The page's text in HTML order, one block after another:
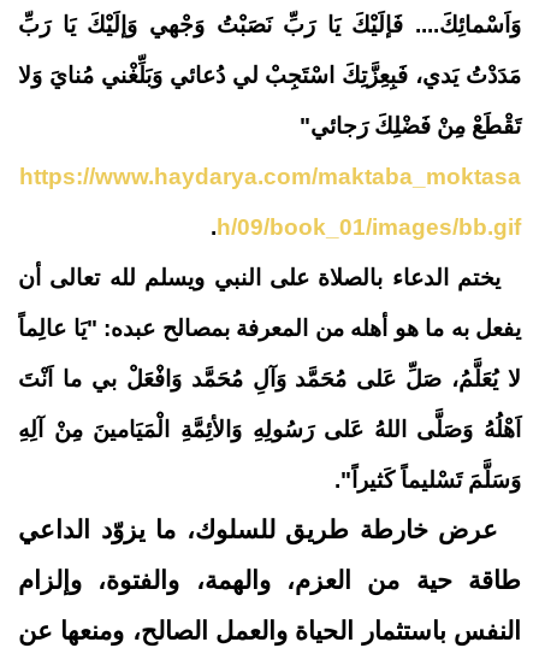
وَاَسْمائِكَ.... فَإلَيْكَ يَا رَبِّ نَصَبْتُ وَجْهي وَإلَيْكَ يَا رَبِّ
مَدَدْتُ يَدي، فَبِعِزَّتِكَ اسْتَجِبْ لي دُعائي وَبَلِّغْني مُنايَ وَلا
تَقْطَعْ مِنْ فَضْلِكَ رَجائي"
https://www.haydarya.com/maktaba_moktasa
h/09/book_01/images/bb.gif
.
يختم الدعاء بالصلاة على النبي ويسلم لله تعالى أن
يفعل به ما هو أهله من المعرفة بمصالح عبده: "يَا عالِماً
لا يُعَلَّمُ، صَلِّ عَلى مُحَمَّد وَآلِ مُحَمَّد وَافْعَلْ بي ما اَنْتَ
اَهْلُهُ وَصَلَّى اللهُ عَلى رَسُولِهِ وَالأئِمَّةِ الْمَيَامينَ مِنْ آلِهِ
وَسَلَّمَ تَسْليماً كَثيراً".
عرض خارطة طريق للسلوك، ما يزوّد الداعي
طاقة حية من العزم، والهمة، والفتوة، وإلزام
النفس باستثمار الحياة والعمل الصالح، ومنعها عن